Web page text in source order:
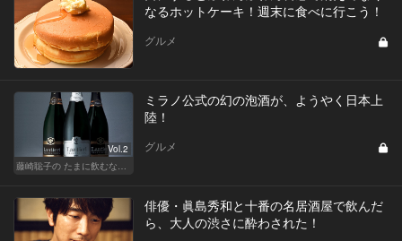
なるホットケーキ！週末に食べに行こう！
グルメ
Vol.2
藤崎聡子の たまに飲むなら、こんな泡
ミラノ公式の幻の泡酒が、ようやく日本上
陸！
グルメ
俳優・眞島秀和と十番の名居酒屋で飲んだ
ら、大人の渋さに酔わされた！